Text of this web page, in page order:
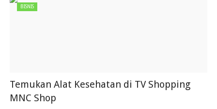
BISNIS
Temukan Alat Kesehatan di TV Shopping
MNC Shop